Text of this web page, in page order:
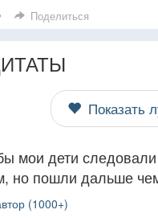
Поделиться
Показать
мои дети
но пошли дальше
(1000+)